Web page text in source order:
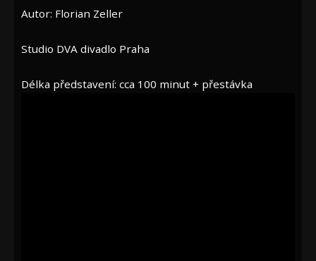
Autor: Florian Zeller
Studio DVA divadlo Praha
Délka představení: cca 100 minut + přestávka